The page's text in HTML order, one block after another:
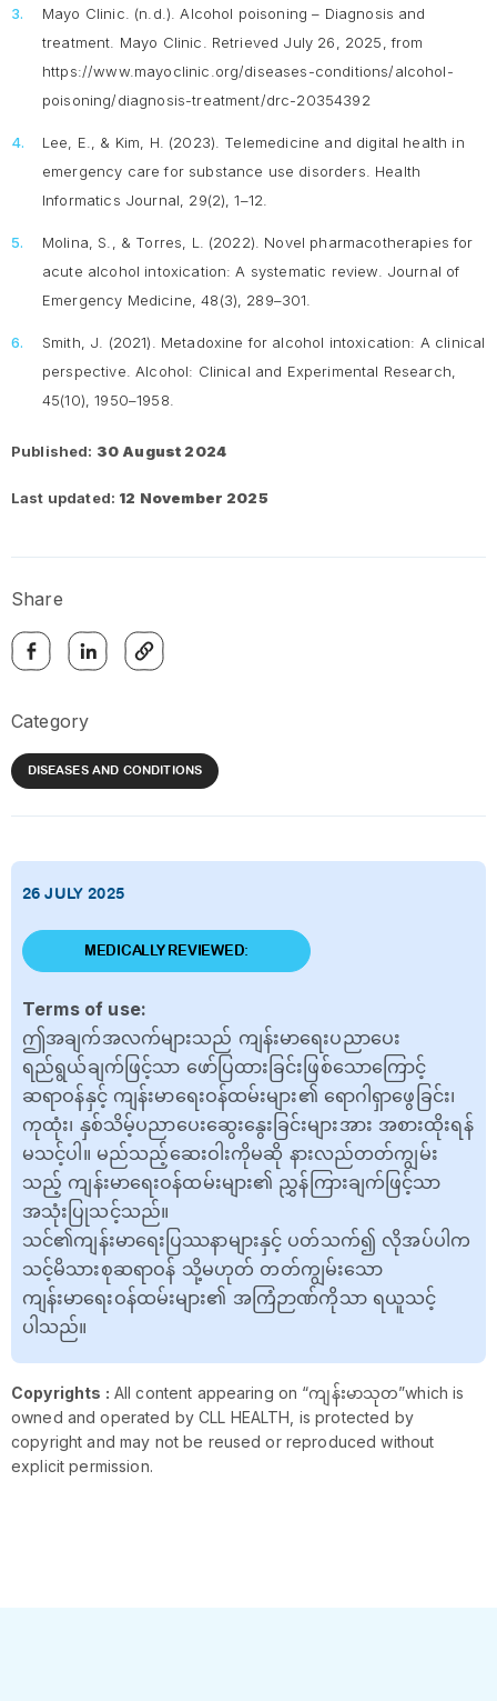
Mayo Clinic. (n.d.). Alcohol poisoning – Diagnosis and
treatment . Mayo Clinic. Retrieved July 26, 2025, from
https://www.mayoclinic.org/diseases-conditions/alcohol-
poisoning/diagnosis-treatment/drc-20354392
Lee, E., & Kim, H. (2023). Telemedicine and digital health in
emergency care for substance use disorders. Health
Informatics Journal, 29(2), 1–12.
Molina, S., & Torres, L. (2022). Novel pharmacotherapies for
acute alcohol intoxication: A systematic review. Journal of
Emergency Medicine, 48(3), 289–301.
Smith, J. (2021). Metadoxine for alcohol intoxication: A clinical
perspective. Alcohol: Clinical and Experimental Research,
45(10), 1950–1958.
Published: 30 August 2024
Last updated: 12 November 2025
Share
Category
DISEASES AND CONDITIONS
26 JULY 2025
MEDICALLY REVIEWED:
Terms of use:
ဤအချက်အလက်များသည် ကျန်းမာရေးပညာပေး
ရည်ရွယ်ချက်ဖြင့်သာ ဖော်ပြထားခြင်းဖြစ်သောကြောင့်
ဆရာဝန်နှင့် ကျန်းမာရေးဝန်ထမ်းများ၏ ရောဂါရှာဖွေခြင်း၊
ကုထုံး၊ နှစ်သိမ့်ပညာပေးဆွေးနွေးခြင်းများအား အစားထိုးရန်
မသင့်ပါ။ မည်သည့်ဆေးဝါးကိုမဆို နားလည်တတ်ကျွမ်း
သည့် ကျန်းမာရေးဝန်ထမ်းများ၏ ညွှန်ကြားချက်ဖြင့်သာ
အသုံးပြုသင့်သည်။
သင်၏ကျန်းမာရေးပြဿနာများနှင့် ပတ်သက်၍ လိုအပ်ပါက
သင့်မိသားစုဆရာဝန် သို့မဟုတ် တတ်ကျွမ်းသော
ကျန်းမာရေးဝန်ထမ်းများ၏ အကြံဉာဏ်ကိုသာ ရယူသင့်
ပါသည်။
Copyrights : All content appearing on “ကျန်းမာသုတ”which is
owned and operated by CLL HEALTH, is protected by
copyright and may not be reused or reproduced without
explicit permission.